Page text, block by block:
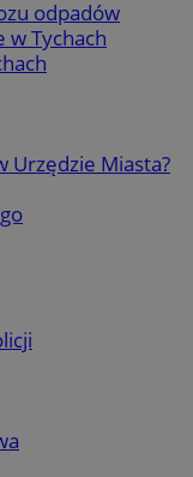
odpadów
w Tychach
Urzędzie Miasta?